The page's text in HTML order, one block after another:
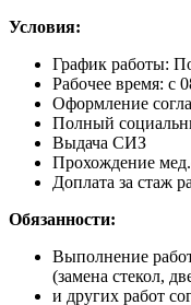
Условия:
График работы:
Рабочее время: c
Оформление
Полный
Выдача СИЗ
Прохождение
Доплата за стаж
Обязанности:
Выполнение
(замена стекол,
и других работ